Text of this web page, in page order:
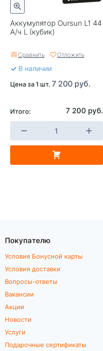
Аккумулятор Oursun L1 44
А/ч L (кубик)
Сравнить Отложить
В наличии
Цена за 1 шт. 7 200 руб.
Итого: 7 200 руб.
Покупателю
Условия Бонусной карты
Условия доставки
Вопросы-ответы
Вакансии
Акции
Новости
Услуги
Подарочные сертификаты